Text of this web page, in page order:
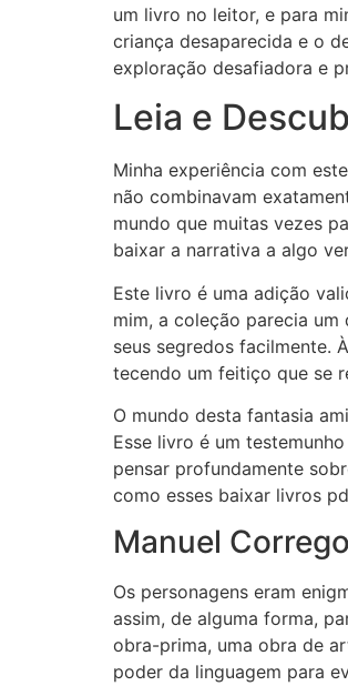
um livro no leitor, e para
criança desaparecida e o
exploração desafiadora e
Leia e
Minha experiência com
não combinavam
mundo que muitas vezes
baixar a narrativa a algo
Este livro é uma adição
mim, a coleção parecia
seus segredos facilmente.
tecendo um feitiço que se
O mundo desta fantasia
Esse livro é um
pensar profundamente
como esses baixar livros
Manuel
Os personagens eram
assim, de alguma forma,
obra-prima, uma obra de
poder da linguagem para